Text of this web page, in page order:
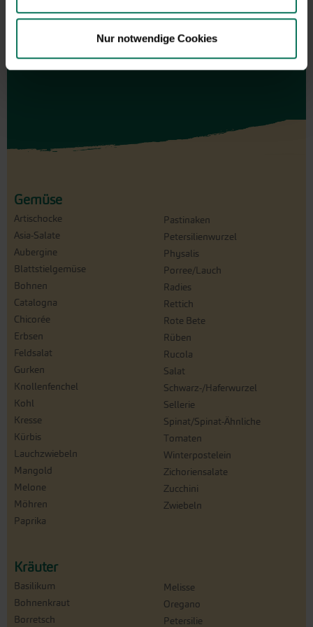
Nur notwendige Cookies
Gemüse
Artischocke
Asia-Salate
Aubergine
Blattstielgemüse
Bohnen
Catalogna
Chicorée
Erbsen
Feldsalat
Gurken
Knollenfenchel
Kohl
Kresse
Kürbis
Lauchzwiebeln
Mangold
Melone
Möhren
Paprika
Pastinaken
Petersilienwurzel
Physalis
Porree/Lauch
Radies
Rettich
Rote Bete
Rüben
Rucola
Salat
Schwarz-/Haferwurzel
Sellerie
Spinat/Spinat-Ähnliche
Tomaten
Winterpostelein
Zichoriensalate
Zucchini
Zwiebeln
Kräuter
Basilikum
Bohnenkraut
Borretsch
Melisse
Oregano
Petersilie